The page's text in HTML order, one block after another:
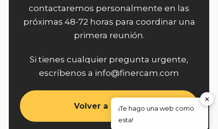
contactaremos personalmente en las
próximas 48-72 horas para coordinar una
primera reunión.
Si tienes cualquier pregunta urgente,
escríbenos a info@finercam.com
Volver a Backers
✕
¡Te hago una web como
esta!